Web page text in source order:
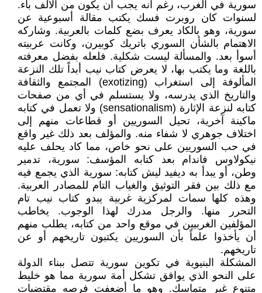
سورية في الغرب، رغم أنه يجب أن يكون من الألف باء.
لسنوات كان روبرت فسك يكتب مقالة أسبوعية عن
سورية، وهو بالكاد يعرف بضع كلمات بالعربية. وشاركه
الاهتمام بالشأن السوري باتريك كوبيرن، وكانت عربيته
أسوأ بعد. والمسألة ليست شكلية. فلعله بفضل معرفته
باللغة وما يكتب بها، لا يعرض كتاب نيب أبداً تلك النزعة
المألوفة إلى استغراب (exotizing) المجتمع والثقافة
والتاريخ الذي يدرسه، ولا يستسلم في أي من صفحات
كتابه لنزعة الإثارة (sensationalism) ولا تعمل في كتابه
ماكينة آخرية، تحيل السوريين أو قطاعات منهم إلى
اختلاف جوهري لا شفاء منه. والمؤلف بعد ذلك غير واقع
في حب السوريين على نحو خاص، مما كاد يحلف عليه
نيكولاوس فاندام بعد كتابه المؤسف: سورية، تدمير
وطن، أو يبدأ به ديفيد ليش كتابه: سورية الذي يجمع فيه
مع ذلك بين فقر التوثيق والغياب التام للمصادر العربية.
وهذه كلها سمات لمركزية غربية يبدو كتاب نيب تام
التحرر منها. والرجل مدرك لهذا الوجوب. يخاطب
المؤلفين الغربيين في موقع واحد من كتابه، يطلب منهم
أن يأخذوا علماً بأن السوريين يكتبون تاريخهم أو عن
تاريخهم.
المشكلة البنيوية في تكوين سورية تتصل ببناء الدولة
على النحو الذي يوافق تشكل أمة سورية مما هو خليط
متنوع غير متماسك. وهو ما أضعفت فرصه مقتضيات